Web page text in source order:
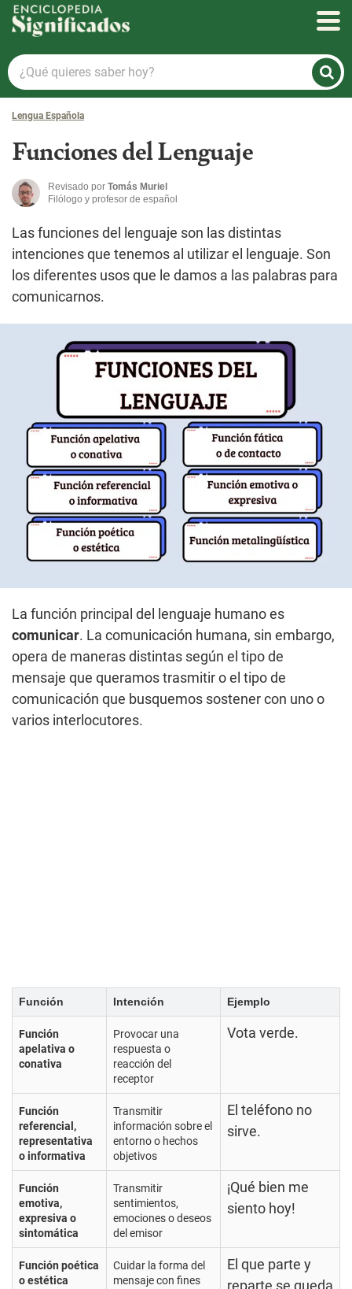
Enciclopedia Significados
¿Qué
quieres
saber
hoy?
Lengua Española
Funciones del Lenguaje
Revisado por Tomás Muriel
Filólogo y profesor de español
Las funciones del lenguaje son las distintas
intenciones que tenemos al utilizar el lenguaje. Son
los diferentes usos que le damos a las palabras para
comunicarnos.
La función principal del lenguaje humano es
comunicar. La comunicación humana, sin embargo,
opera de maneras distintas según el tipo de
mensaje que queramos trasmitir o el tipo de
comunicación que busquemos sostener con uno o
varios interlocutores.
Función Intención Ejemplo
Función
apelativa o
conativa
Provocar una
respuesta o
reacción del
receptor
Vota verde.
Función
referencial,
representativa
o informativa
Transmitir
información sobre el
entorno o hechos
objetivos
El teléfono no
sirve.
Función
emotiva,
expresiva o
sintomática
Transmitir
sentimientos,
emociones o deseos
del emisor
¡Qué bien me
siento hoy!
Función poética
o estética
Cuidar la forma del
mensaje con fines
El que parte y
reparte se queda